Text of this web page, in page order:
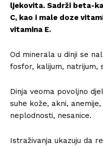
ljekovita. Sadrži beta-
C, kao i male doze
vitamina E.
Od minerala u dinji se
fosfor, kalijum, natrijum,
Dinja veoma povoljno
suhe kože, akni,
neplodnosti, nesanice.
Istraživanja ukazuju da